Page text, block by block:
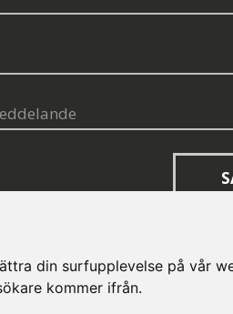
din surfupplevelse på vår
kommer ifrån.